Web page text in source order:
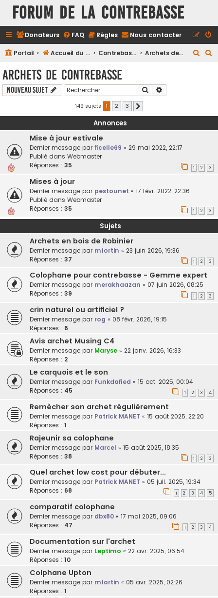
FORUM DE LA CONTREBASSE
Donateurs FAQ Règles Nous contacter
Portail Accueil du forum Contrebasse Archets de Contrebasse
r
c
r
r
c
r
Archets de Contrebasse
Nouveau sujet Rechercher
149 sujets 1 2 3
Annonces
Mise à jour estivale
Dernier message par ficelle69 « 29 mai 2022, 22:17
Publié dans Webmaster
Réponses : 35 1 2 3
Mises à jour
Dernier message par pestounet « 17 févr. 2022, 22:36
Publié dans Webmaster
Réponses : 35 1 2 3
Sujets
Archets en bois de Robinier
Dernier message par mfortin « 23 juin 2026, 19:36
Réponses : 37 1 2 3
Colophane pour contrebasse - Gemme expert
Dernier message par merakhaazan « 07 juin 2026, 08:25
Réponses : 39 1 2 3
crin naturel ou artificiel ?
Dernier message par rog « 08 févr. 2026, 19:15
Réponses : 6
Avis archet Musing C4
Dernier message par Maryse « 22 janv. 2026, 16:33
Réponses : 2
Le carquois et le son
Dernier message par Funkdafied « 15 oct. 2025, 00:04
Réponses : 45 1 2 3 4
Remècher son archet régulièrement
Dernier message par Patrick MANET « 15 août 2025, 22:20
Réponses : 1
Rajeunir sa colophane
Dernier message par Marcel « 15 août 2025, 18:35
Réponses : 38 1 2 3
Quel archet low cost pour débuter...
Dernier message par Patrick MANET « 05 juil. 2025, 19:34
Réponses : 68 1 2 3 4 5
comparatif colophane
Dernier message par dbx80 « 17 mai 2025, 09:06
Réponses : 47 1 2 3 4
Documentation sur l'archet
Dernier message par Leptimo « 22 avr. 2025, 06:54
Réponses : 10
Colphane Upton
Dernier message par mfortin « 05 avr. 2025, 02:26
Réponses : 1